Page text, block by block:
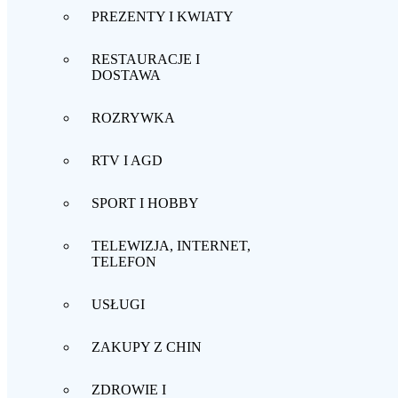
PREZENTY I KWIATY
RESTAURACJE I
DOSTAWA
ROZRYWKA
RTV I AGD
SPORT I HOBBY
TELEWIZJA, INTERNET,
TELEFON
USŁUGI
ZAKUPY Z CHIN
ZDROWIE I